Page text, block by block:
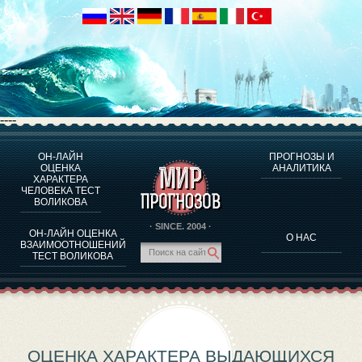
----
ОН-ЛАЙН
ОЦЕНКА
ХАРАКТЕРА
ЧЕЛОВЕКА ТЕСТ
ВОЛИКОВА
ОН-ЛАЙН ОЦЕНКА
ВЗАИМООТНОШЕНИЙ
ТЕСТ ВОЛИКОВА
· SINCE. 2004 ·
ПРОГНОЗЫ И
АНАЛИТИКА
О НАС
О ПРОГРАММЕ
ОЦЕНКА ХАРАКТЕРA ЧЕЛОВЕКА
ОЦЕНКА ХАРАКТЕРА ВЫДАЮЩИХСЯ ЛИЧНОСТЕЙ
О ПРОГРАММЕ
ТЕСТ НА СОВМЕСТИМОСТЬ ВОЛИКОВА
ПРОГНОЗЫ И АНАЛИТИКА
ОЦЕНКА ХАРАКТЕРА ВЫДАЮЩИХСЯ